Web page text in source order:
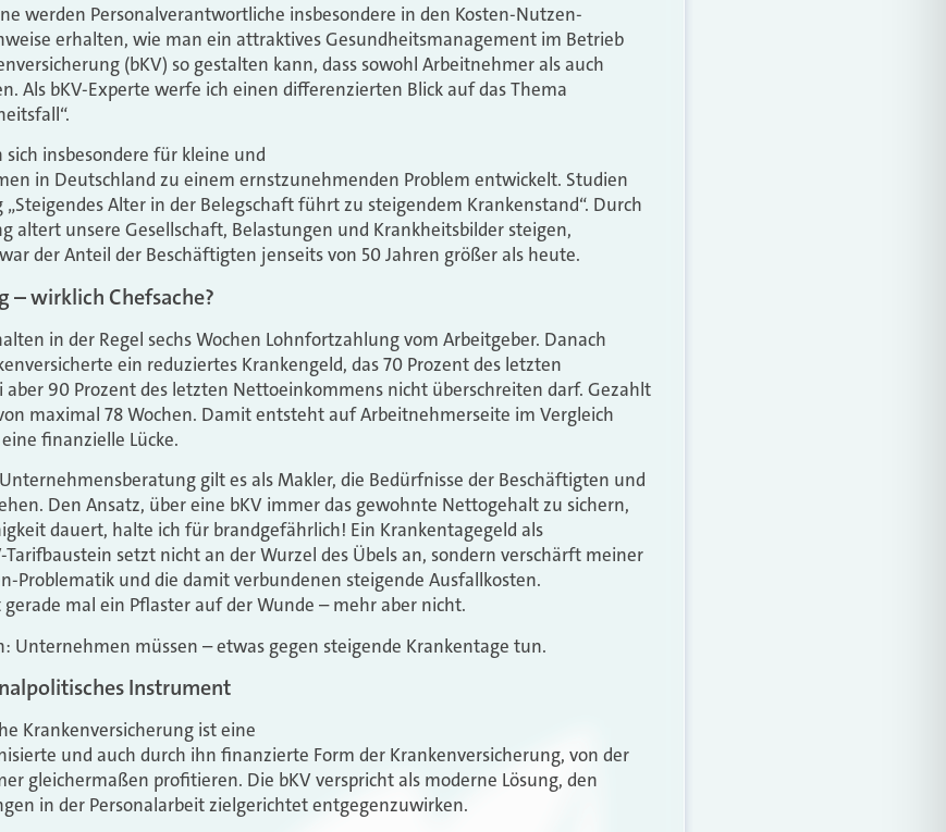
werden Personalverantwortliche insbesondere in den Kosten-Nutzen-
erhalten, wie man ein attraktives Gesundheitsmanagement im Betrieb
(bKV) so gestalten kann, dass sowohl Arbeitnehmer als auch
Als bKV-Experte werfe ich einen differenzierten Blick auf das Thema
insbesondere für kleine und
in Deutschland zu einem ernstzunehmenden Problem entwickelt. Studien
Alter in der Belegschaft führt zu steigendem Krankenstand“. Durch
altert unsere Gesellschaft, Belastungen und Krankheitsbilder steigen,
der Anteil der Beschäftigten jenseits von 50 Jahren größer als heute.
– wirklich Chefsache?
in der Regel sechs Wochen Lohnfortzahlung vom Arbeitgeber. Danach
ein reduziertes Krankengeld, das 70 Prozent des letzten
90 Prozent des letzten Nettoeinkommens nicht überschreiten darf. Gezahlt
maximal 78 Wochen. Damit entsteht auf Arbeitnehmerseite im Vergleich
finanzielle Lücke.
gilt es als Makler, die Bedürfnisse der Beschäftigten und
Den Ansatz, über eine bKV immer das gewohnte Nettogehalt zu sichern,
dauert, halte ich für brandgefährlich! Ein Krankentagegeld als
setzt nicht an der Wurzel des Übels an, sondern verschärft meiner
Problematik und die damit verbundenen steigende Ausfallkosten.
mal ein Pflaster auf der Wunde – mehr aber nicht.
Unternehmen müssen – etwas gegen steigende Krankentage tun.
Instrument
Krankenversicherung ist eine
und auch durch ihn finanzierte Form der Krankenversicherung, von der
gleichermaßen profitieren. Die bKV verspricht als moderne Lösung, den
in der Personalarbeit zielgerichtet entgegenzuwirken.